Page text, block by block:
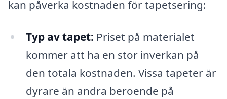
kan påverka kostnaden för tapetsering:
Typ av tapet: Priset på materialet
kommer att ha en stor inverkan på
den totala kostnaden. Vissa tapeter är
dyrare än andra beroende på